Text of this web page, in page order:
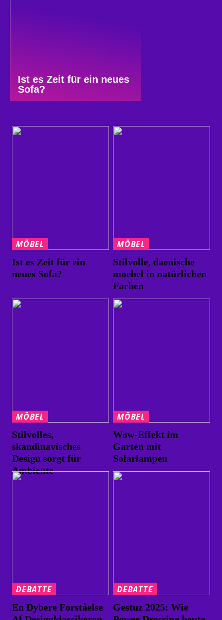
Ist es Zeit für ein neues
Sofa?
MÖBEL
Ist es Zeit für ein
neues Sofa?
MÖBEL
Stilvolle, daenische
moebel in natürlichen
Farben
MÖBEL
Stilvolles,
skandinavisches
Design sorgt für
Ambiente
MÖBEL
Wow-Effekt im
Garten mit
Solarlampen
DEBATTE
En Dybere Forståelse
DEBATTE
Gestuz 2025: Wie